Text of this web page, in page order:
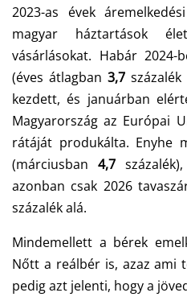
2023-as évek
magyar háztartások
vásárlásokat. Habár
(éves átlagban3,7
kezdett, és januárban
Magyarország az Európai
rátáját produkálta. Enyhe
(márciusban 4,7
azonban csak 2026
százalék alá.
Mindemellett a bérek
Nőtt a reálbér is, azaz ami
pedig azt jelenti, hogy a